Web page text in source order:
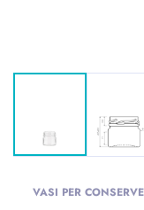
VASI PER CONSERVE